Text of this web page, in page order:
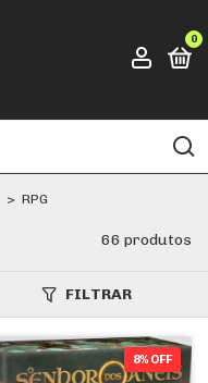
0
> RPG
66 produtos
FILTRAR
8% OFF